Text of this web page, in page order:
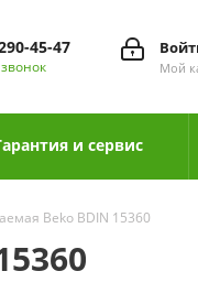
Мой
45-47
и сервис
Beko BDIN 15360